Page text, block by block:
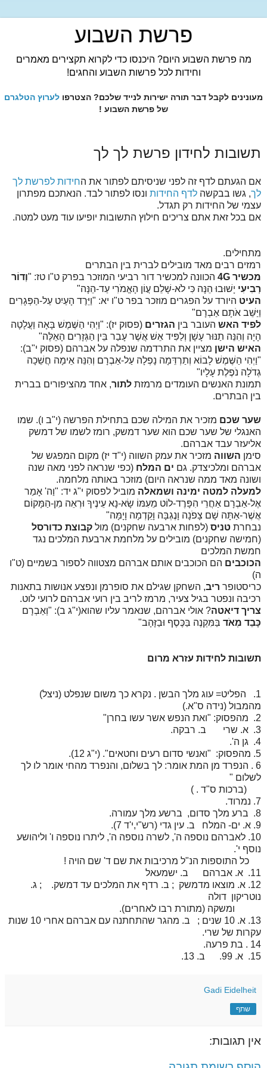
פרשת השבוע
מה פרשת השבוע היום? היכנסו כדי לקרוא תקצירים מאמרים
וחידות לכל פרשות השבוע והחגים!
מעונינים לקבל דבר תורה ישירות לנייד שלכם? הצטרפו לערוץ הטלגרם
של פרשת השבוע !
תשובות לחידון פרשת לך לך
אם הגעתם לדף זה לפני שניסיתם לפתור את החידות לפרשת לך
לך, גשו בבקשה לדף החידות ונסו לפתור לבד. הנאתכם מפתרון
עצמי של החידות רק תגדל.
אם בכל זאת אתם צריכים חילוץ התשובות יופיעו עוד מעט למטה.
מתחילים.
רמזים רבים מאד מובילים לברית בין הבתרים
מכשיר 4G
הכוונה למכשיר דור רביעי המוזכר בפרק ט"ו טז: "וְדוֹר
רְבִיעִי יָשׁוּבוּ הֵנָּה כִּי לֹא-שָׁלֵם עֲוֹן הָאֱמֹרִי עַד-הֵנָּה"
העיט היורד על הפגרים מוזכר בפר ט"ו יא: "וַיֵּרֶד הָעַיִט עַל-הַפְּגָרִים
וַיַּשֵּׁב אֹתָם אַבְרָם"
לפיד האש העובר בין הגזרים (פסוק יז): "וַיְהִי הַשֶּׁמֶשׁ בָּאָה וַעֲלָטָה
הָיָה וְהִנֵּה תַנּוּר עָשָׁן וְלַפִּיד אֵשׁ אֲשֶׁר עָבַר בֵּין הַגְּזָרִים הָאֵלֶּה"
האיש הישן מציין את התרדמה שנפלה על אברהם (פסוק י"ב):
"וַיְהִי הַשֶּׁמֶשׁ לָבוֹא וְתַרְדֵּמָה נָפְלָה עַל-אַבְרָם וְהִנֵּה אֵימָה חֲשֵׁכָה
גְדֹלָה נֹפֶלֶת עָלָיו"
תמונת האנשים העומדים מרמזת לתור, אחד מהציפורים בברית
בין הבתרים.
שער שכם מזכיר את המילה שכם בתחילת הפרשה (י"ב ו). שמו
האנגלי של שער שכם הוא שער דמשק, רומז לשמו של דמשק
אליעזר עבד אברהם.
סימן השווה מזכיר את עמק השווה (י"ד יז) מקום המפגש של
אברהם ומלכיצדק. גם ים המלח (כפי שנראה לפני מאה שנה
ושונה מאד ממה שנראה היום) מוזכר באותה מלחמה.
למעלה למטה ימינה ושמאלה מוביל לפסוק י"ג יד: "וַה' אָמַר
אֶל-אַבְרָם אַחֲרֵי הִפָּרֶד-לוֹט מֵעִמּוֹ שָׂא-נָא עֵינֶיךָ וּרְאֵה מִן-הַמָּקוֹם
אֲשֶׁר-אַתָּה שָׁם צָפֹנָה וָנֶגְבָּה וָקֵדְמָה וָיָמָּה"
נבחרת טניס (לפחות ארבעה שחקנים) מול קבוצת כדורסל
(חמישה שחקנים) מובילים על מלחמת ארבעת המלכים נגד
חמשת המלכים
הכוכבים הם הכוכבים אותם אברהם מצטווה לספור בשמיים (ט"ו
ה)
כריסטופר ריב, השחקן שגילם את סופרמן ונפצע אנושות בתאנות
רכיבה ונפטר בגיל צעיר, מרמז לריב בין רועי אברהם לרועי לוט.
צריך דיאטה? אולי אברהם, שנאמר עליו שהוא(י"ג ב): "וְאַבְרָם
כָּבֵד מְאֹד בַּמִּקְנֶה בַּכֶּסֶף וּבַזָּהָב"
תשובות לחידות עזרא מרום
1. הפליט= עוג מלך הבשן . נקרא כך משום שנפלט (ניצל)
מהמבול (נידה ס"א.)
2. מהפסוק: "ואת הנפש אשר עשו בחרן"
3. א. שרי ב. רבקה.
4. גן ה'.
5. מהפסוק: "ואנשי סדום רעים וחטאים". (י"ג 12).
6 . הנפרד מן המת אומר: לך בשלום, והנפרד מהחי אומר לו לך
לשלום "
(ברכות ס"ד . )
7. נמרוד.
8. ברע מלך סדום, ברשע מלך עמורה.
9. א. ים- המלח ב. עין גדי (רש"י,י'ד 7).
10. לאברהם נוספה ה', לשרה נוספה ה', ליתרו נוספה ו' וליהושע
נוסף י'.
כל התוספות הנ"ל מרכיבות את שם ד' שם הויה !
11. א. אברהם ב. ישמעאל
12. א. מוצאו מדמשק ; ב. רדף את המלכים עד דמשק. ; ג.
נוטריקון דולה
ומשקה (מתורת רבו לאחרים).
13. א. 10 שנים ; ב. מהגר שהתחתנה עם אברהם אחרי 10 שנות
עקרות של שרי.
14 . בת פרעה.
15. א. 99. ב. 13.
Gadi Eidelheit
שתף
אין תגובות: